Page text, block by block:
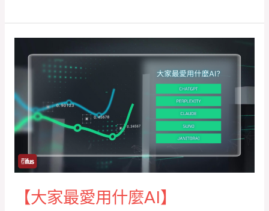
【大家最愛用什麼AI】
愛
什
AI】